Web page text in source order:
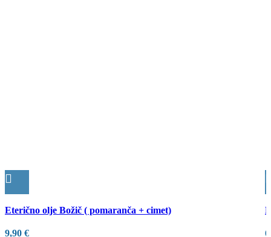
Eterično olje Božič ( pomaranča + cimet)
9,90 €